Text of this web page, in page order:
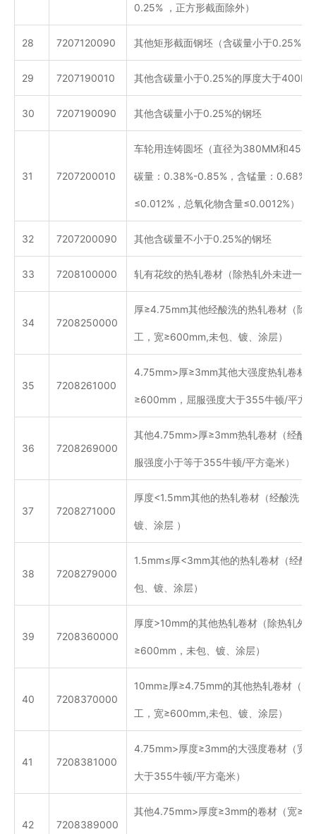
0.25% ，正方形截面除外）
28 7207120090 其他矩形截面钢坯（含碳量小于0.25%
29 7207190010 其他含碳量小于0.25%的厚度大于
30 7207190090 其他含碳量小于0.25%的钢坯
31 7207200010
车轮用连铸圆坯（直径为380MM和
碳量：0.38%-0.85%，含锰量：0.68%-
≤0.012%，总氧化物含量≤0.0012%）
32 7207200090 其他含碳量不小于0.25%的钢坯
33 7208100000 轧有花纹的热轧卷材（除热轧外未进一步
34 7208250000
厚≥4.75mm其他经酸洗的热轧卷材（除
工，宽≥600mm,未包、镀、涂层）
35 7208261000
4.75mm>厚≥3mm其他大强度热轧卷材
≥600mm，屈服强度大于355牛顿/平方
36 7208269000
其他4.75mm>厚≥3mm热轧卷材（经酸
服强度小于等于355牛顿/平方毫米）
37 7208271000
厚度<1.5mm其他的热轧卷材（经酸洗，
镀、涂层 ）
38 7208279000
1.5mm≤厚<3mm其他的热轧卷材（经酸
包、镀、涂层）
39 7208360000
厚度>10mm的其他热轧卷材（除热轧外
≥600mm，未包、镀、涂层）
40 7208370000
10mm≥厚≥4.75mm的其他热轧卷材（除
工，宽≥600mm,未包、镀、涂层）
41 7208381000
4.75mm>厚度≥3mm的大强度卷材（宽
大于355牛顿/平方毫米）
42 7208389000
其他4.75mm>厚度≥3mm的卷材（宽